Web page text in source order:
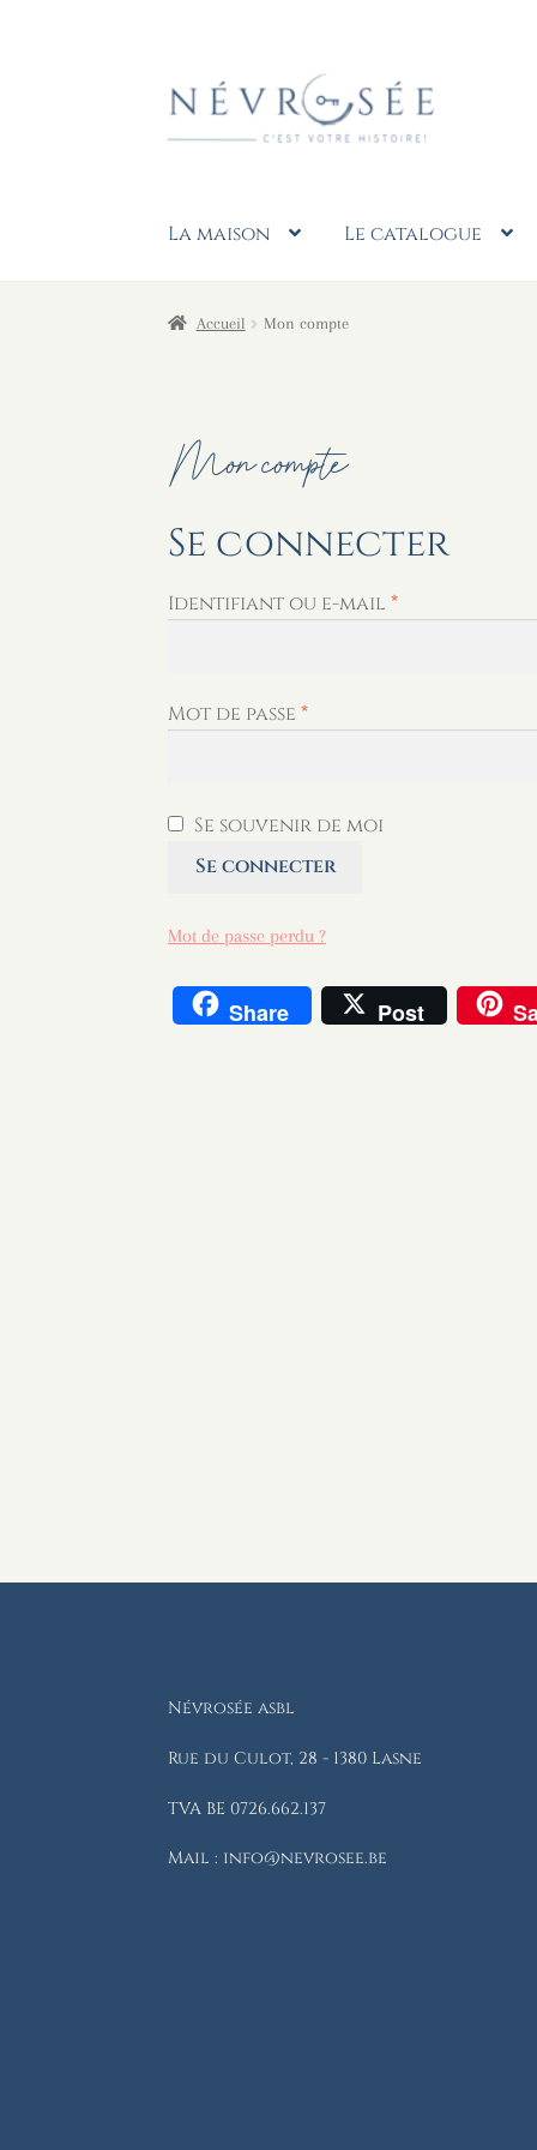
àau
La maison Le catalogue
Accueil Mon compte
Mon compte
Se connecter
Identifiant ou e-mail*Obligatoire
Mot de passe*Obligatoire
Se souvenir de moi
Se connecter
Mot de passe perdu ?
Share Post
Névrosée asbl
Rue du Culot, 28 - 1380 Lasne
TVA BE 0726.662.137
Mail : info@nevrosee.be